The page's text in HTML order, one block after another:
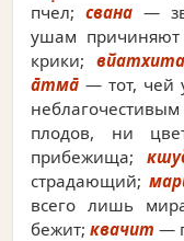
пчел;свана —
ушам
крики; вйатхита
а̄тма̄ — тот, чей
плодов, ни
прибежища;
страдающий;
всего лишь
бежит;квачит —